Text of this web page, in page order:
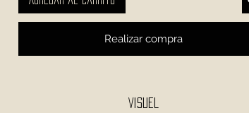
Realizar compra
Visuel